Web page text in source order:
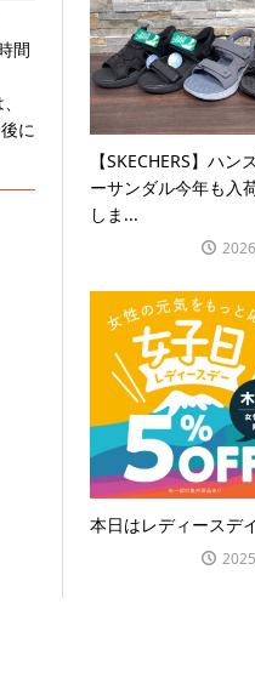
【SKECHERS】ハン
ーサンダル今年も入
しま...
本日はレディースデ
間
に